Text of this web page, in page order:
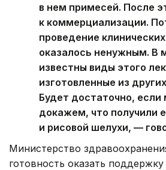
в нем примесей. После
к коммерциализации.
проведение
оказалось ненужным. В
известны виды этого
изготовленные из
Будет достаточно, если
докажем, что получили
и рисовой шелухи, —
Министерство
готовность оказать